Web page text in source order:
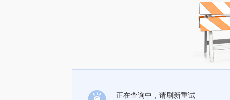
正在查询中，请刷新重试